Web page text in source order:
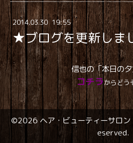
2014.03.30 19:55
★ブログを更新しま
信也の「本日の
コチラからどう
©2026 ヘア・ビューティーサロン
eserved.